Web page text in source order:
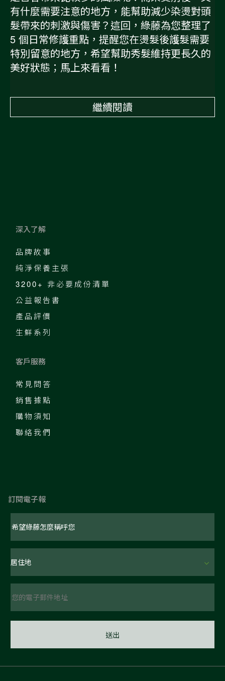
有什麼需要注意的地方，能幫助減少染燙對頭
髮帶來的刺激與傷害？這回，綠藤為您整理了
5 個日常修護重點，提醒您在燙髮後護髮需要
特別留意的地方，希望幫助秀髮維持更長久的
美好狀態；馬上來看看！
繼續閱讀
深入了解
品牌故事
純淨保養主張
3200+ 非必要成份清單
公益報告書
產品評價
生鮮系列
客戶服務
常見問答
銷售據點
購物須知
聯絡我們
訂閱電子報